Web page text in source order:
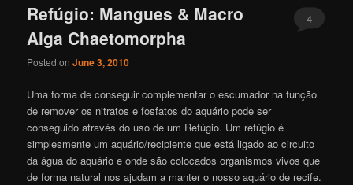
Refúgio: Mangues & Macro
Alga Chaetomorpha
Posted onJune 3, 2010
4
Uma forma de conseguir complementar o escumador na função
de remover os nitratos e fosfatos do aquário pode ser
conseguido através do uso de um Refúgio. Um refúgio é
simplesmente um aquário/recipiente que está ligado ao circuito
da água do aquário e onde são colocados organismos vivos que
de forma natural nos ajudam a manter o nosso aquário de recife.